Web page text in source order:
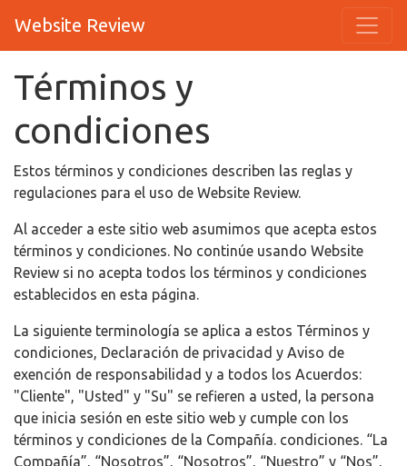
Website Review
Términos y
condiciones
Estos términos y condiciones describen las reglas y
regulaciones para el uso de Website Review.
Al acceder a este sitio web asumimos que acepta estos
términos y condiciones. No continúe usando Website
Review si no acepta todos los términos y condiciones
establecidos en esta página.
La siguiente terminología se aplica a estos Términos y
condiciones, Declaración de privacidad y Aviso de
exención de responsabilidad y a todos los Acuerdos:
"Cliente", "Usted" y "Su" se refieren a usted, la persona
que inicia sesión en este sitio web y cumple con los
términos y condiciones de la Compañía. condiciones. “La
Compañía”, “Nosotros”, “Nosotros”, “Nuestro” y “Nos”,